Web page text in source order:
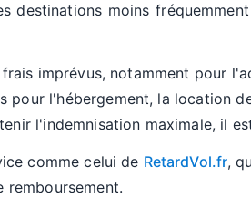
destinations moins
imprévus, notamment pour
pour l'hébergement, la location
l'indemnisation maximale, il
comme celui de RetardVol.fr,
remboursement.